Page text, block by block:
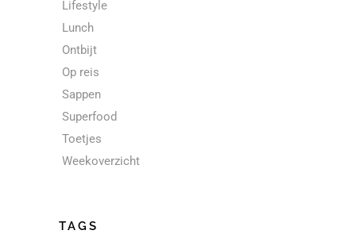
Lifestyle
Lunch
Ontbijt
Op reis
Sappen
Superfood
Toetjes
Weekoverzicht
TAGS